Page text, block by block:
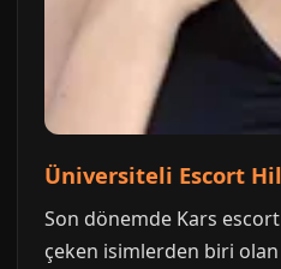
Üniversiteli Escort
Son dönemde Kars
çeken isimlerden biri